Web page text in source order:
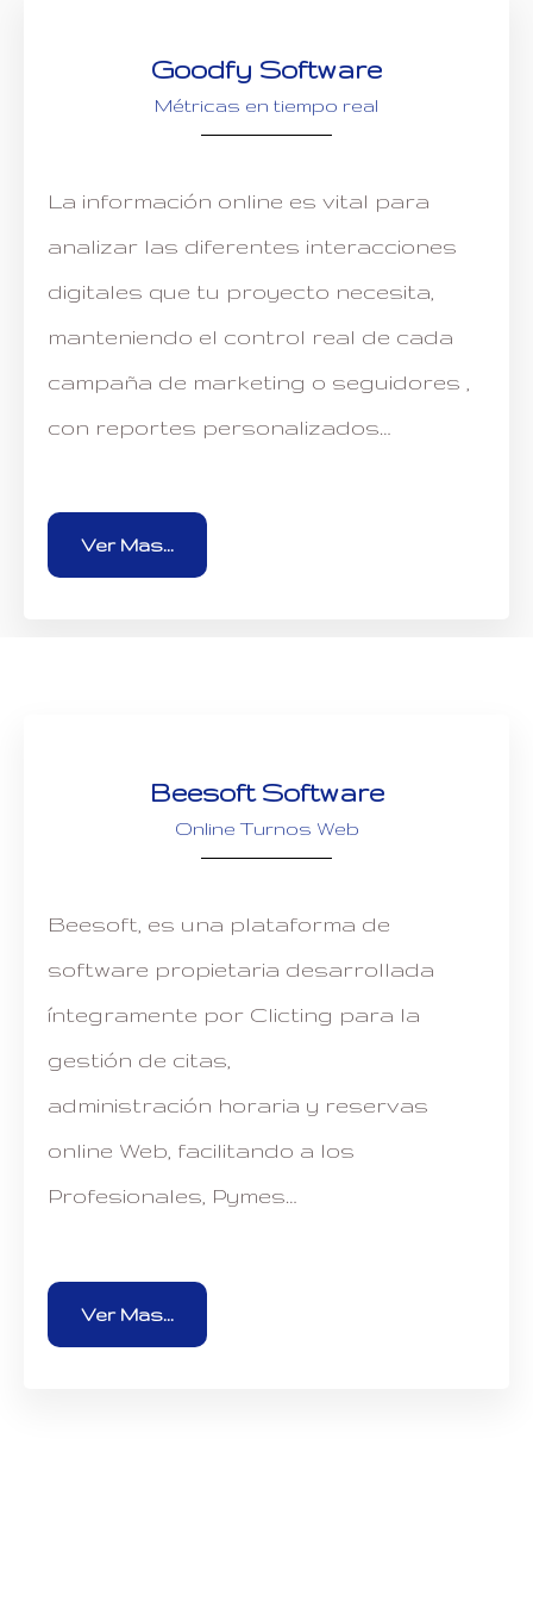
Goodfy Software
Métricas en tiempo real
La información online es vital para
analizar las diferentes interacciones
digitales que tu proyecto necesita,
manteniendo el control real de cada
campaña de marketing o seguidores ,
con reportes personalizados…
Ver Mas...
Beesoft Software
Online Turnos Web
Beesoft, es una plataforma de
software propietaria desarrollada
íntegramente por Clicting para la
gestión de citas,
administración horaria y reservas
online Web, facilitando a los
Profesionales, Pymes…
Ver Mas...